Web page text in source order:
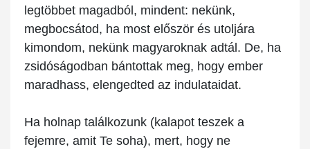
legtöbbet magadból, mindent: nekünk,
megbocsátod, ha most először és utoljára
kimondom, nekünk magyaroknak adtál. De, ha
zsidóságodban bántottak meg, hogy ember
maradhass, elengedted az indulataidat.
Ha holnap találkozunk (kalapot teszek a
fejemre, amit Te soha), mert, hogy ne